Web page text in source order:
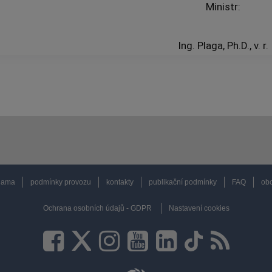
Ministr:
Ing. Plaga, Ph.D., v. r.
podmínky provozu kontakty publikační podmínky FAQ
Ochrana osobních údajů - GDPR Nastavení cookies